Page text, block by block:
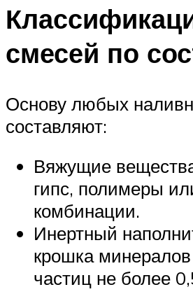
смесей по
Основу любых
составляют:
Вяжущие
гипс, полимеры
комбинации.
Инертный
крошка
частиц не более